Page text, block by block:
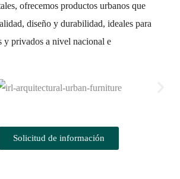
ofrecemos productos urbanos que
diseño y durabilidad, ideales para
y privados a nivel nacional e
Solicitud de información